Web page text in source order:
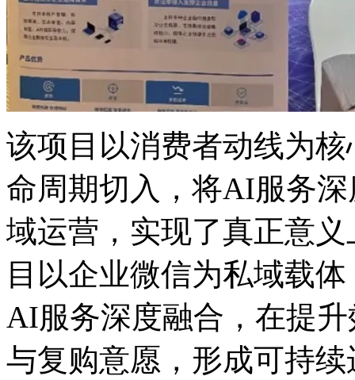
该项目以消费者动线为核
命周期切入，将AI服
域运营，实现了真正意
目以企业微信为私域载体
AI服务深度融合，在
与复购意愿，形成可持